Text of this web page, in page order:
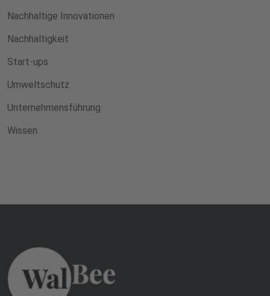
Nachhaltige Innovationen
Nachhaltigkeit
Start-ups
Umweltschutz
Unternehmensführung
Wissen